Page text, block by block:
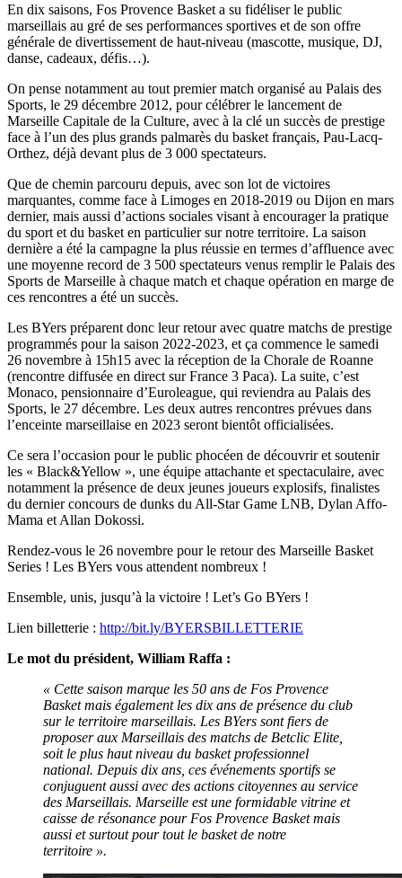
En dix saisons, Fos Provence Basket a su fidéliser le public
marseillais au gré de ses performances sportives et de son offre
générale de divertissement de haut-niveau (mascotte, musique, DJ,
danse, cadeaux, défis…).
On pense notamment au tout premier match organisé au Palais des
Sports, le 29 décembre 2012, pour célébrer le lancement de
Marseille Capitale de la Culture, avec à la clé un succès de prestige
face à l’un des plus grands palmarès du basket français, Pau-Lacq-
Orthez, déjà devant plus de 3 000 spectateurs.
Que de chemin parcouru depuis, avec son lot de victoires
marquantes, comme face à Limoges en 2018-2019 ou Dijon en mars
dernier, mais aussi d’actions sociales visant à encourager la pratique
du sport et du basket en particulier sur notre territoire. La saison
dernière a été la campagne la plus réussie en termes d’affluence avec
une moyenne record de 3 500 spectateurs venus remplir le Palais des
Sports de Marseille à chaque match et chaque opération en marge de
ces rencontres a été un succès.
Les BYers préparent donc leur retour avec quatre matchs de prestige
programmés pour la saison 2022-2023, et ça commence le samedi
26 novembre à 15h15 avec la réception de la Chorale de Roanne
(rencontre diffusée en direct sur France 3 Paca). La suite, c’est
Monaco, pensionnaire d’Euroleague, qui reviendra au Palais des
Sports, le 27 décembre. Les deux autres rencontres prévues dans
l’enceinte marseillaise en 2023 seront bientôt officialisées.
Ce sera l’occasion pour le public phocéen de découvrir et soutenir
les « Black&Yellow », une équipe attachante et spectaculaire, avec
notamment la présence de deux jeunes joueurs explosifs, finalistes
du dernier concours de dunks du All-Star Game LNB, Dylan Affo-
Mama et Allan Dokossi.
Rendez-vous le 26 novembre pour le retour des Marseille Basket
Series ! Les BYers vous attendent nombreux !
Ensemble, unis, jusqu’à la victoire ! Let’s Go BYers !
Lien billetterie : http://bit.ly/BYERSBILLETTERIE
Le mot du président, William Raffa :
« Cette saison marque les 50 ans de Fos Provence
Basket mais également les dix ans de présence du club
sur le territoire marseillais. Les BYers sont fiers de
proposer aux Marseillais des matchs de Betclic Elite,
soit le plus haut niveau du basket professionnel
national. Depuis dix ans, ces événements sportifs se
conjuguent aussi avec des actions citoyennes au service
des Marseillais. Marseille est une formidable vitrine et
caisse de résonance pour Fos Provence Basket mais
aussi et surtout pour tout le basket de notre
territoire ».